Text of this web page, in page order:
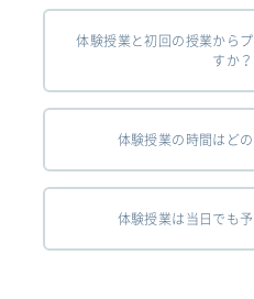
体験授業と初回の授業から
すか？
体験授業の時間はど
体験授業は当日でも